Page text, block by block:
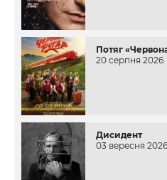
Потяг
20 серпня 2026
Дисидент
03 вересня 2026